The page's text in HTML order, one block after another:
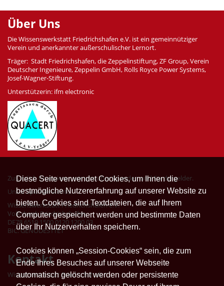
Diese Seite verwendet Cookies, um Ihnen die
bestmögliche Nutzererfahrung auf unserer Website zu
bieten. Cookies sind Textdateien, die auf Ihrem
Computer gespeichert werden und bestimmte Daten
über Ihr Nutzerverhalten speichern.
Cookies können „Session-Cookies“ sein, die zum
Ende Ihres Besuches auf unserer Webseite
automatisch gelöscht werden oder persistente
Über Uns
Die Wissenswerkstatt Friedrichshafen e.V. ist ein gemeinnütziger
Verein und anerkannter außerschulischer Lernort.
Träger: Stadt Friedrichshafen, die Zeppelinstiftung, ZF Group, Verein
Deutscher Ingenieure, Zeppelin GmbH, Rolls Royce Power Systems,
Josef-Wagner-Stiftung.
Unterstützerin: ifm electronic
Zusätzlich finanzieren wir uns über Spenden und Fördergelder.
Unser Spendenkonto:
Wissenswerkstatt Friedrichshafen e.V.
Volksbank Friedrichshafen
DE78 6519 1500 0120 1200 03
BIC: GENODES1TET
Kontakt
Wissenswerkstatt Friedrichshafen